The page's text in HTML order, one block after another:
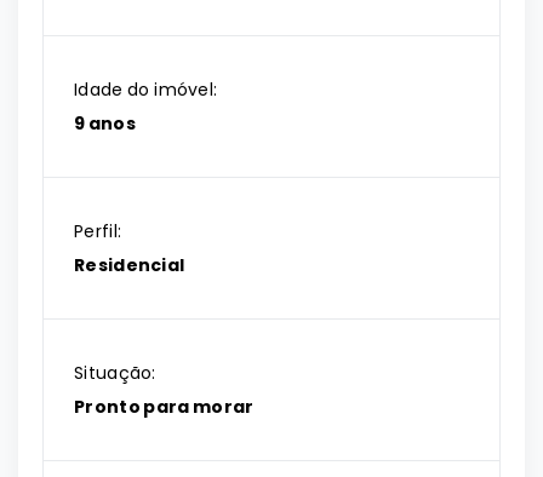
Idade do imóvel:
9 anos
Perfil:
Residencial
Situação:
Pronto para morar